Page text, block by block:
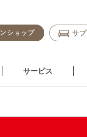
サービス